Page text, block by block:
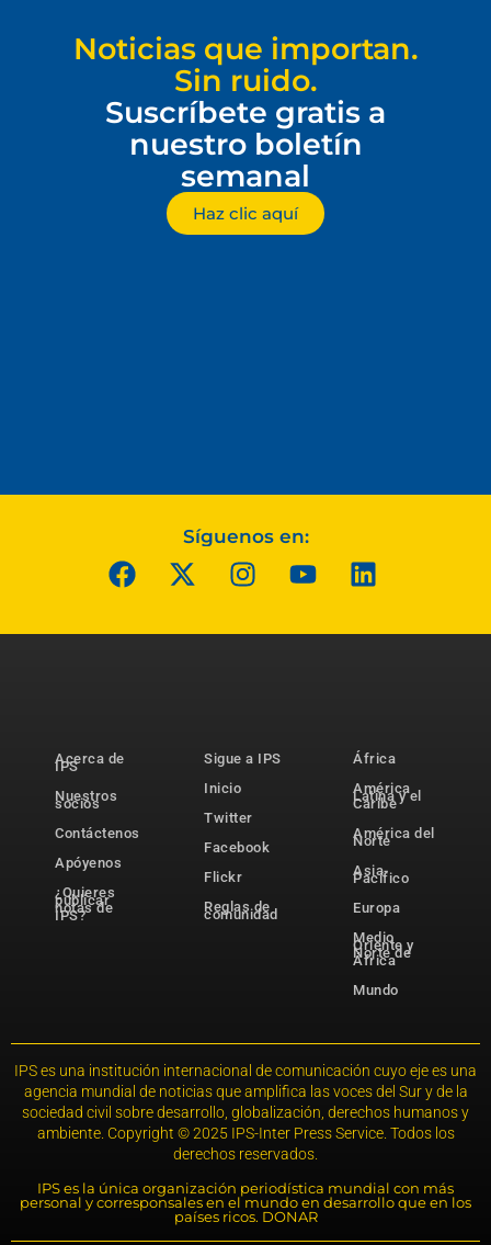
Noticias que importan.
Sin ruido.
Suscríbete gratis a
nuestro boletín
semanal
Haz clic aquí
Síguenos en:
Acerca de
IPS
Nuestros
socios
Contáctenos
Apóyenos
¿Quieres
publicar
notas de
IPS?
Sigue a IPS
Inicio
Twitter
Facebook
Flickr
Reglas de
comunidad
África
América
Latina y el
Caribe
América del
Norte
Asia-
Pacífico
Europa
Medio
Oriente y
Norte de
África
Mundo
IPS es una institución internacional de comunicación cuyo eje es una
agencia mundial de noticias que amplifica las voces del Sur y de la
sociedad civil sobre desarrollo, globalización, derechos humanos y
ambiente. Copyright © 2025 IPS-Inter Press Service. Todos los
derechos reservados.
IPS es la única organización periodística mundial con más
personal y corresponsales en el mundo en desarrollo que en los
países ricos. DONAR